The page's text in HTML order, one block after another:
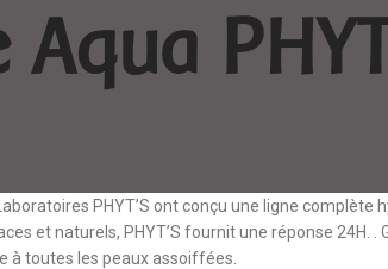
Aqua
Laboratoires PHYT’S ont conçu une ligne
et naturels, PHYT’S fournit une réponse 24H.
à toutes les peaux assoiffées.